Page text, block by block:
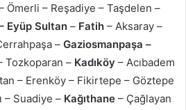
Ömerli – Reşadiye – Taşdelen –
Eyüp Sultan– Fatih– Aksaray –
– Gaziosmanpaşa –
Tozkoparan – Kadıköy – Acıbadem
– Erenköy – Fikirtepe – Göztepe
– Suadiye – Kağıthane– Çağlayan